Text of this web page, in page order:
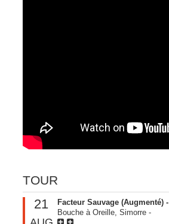
TOUR
21
Facteur Sauvage (Augmenté) -
Bouche à Oreille, Simorre -